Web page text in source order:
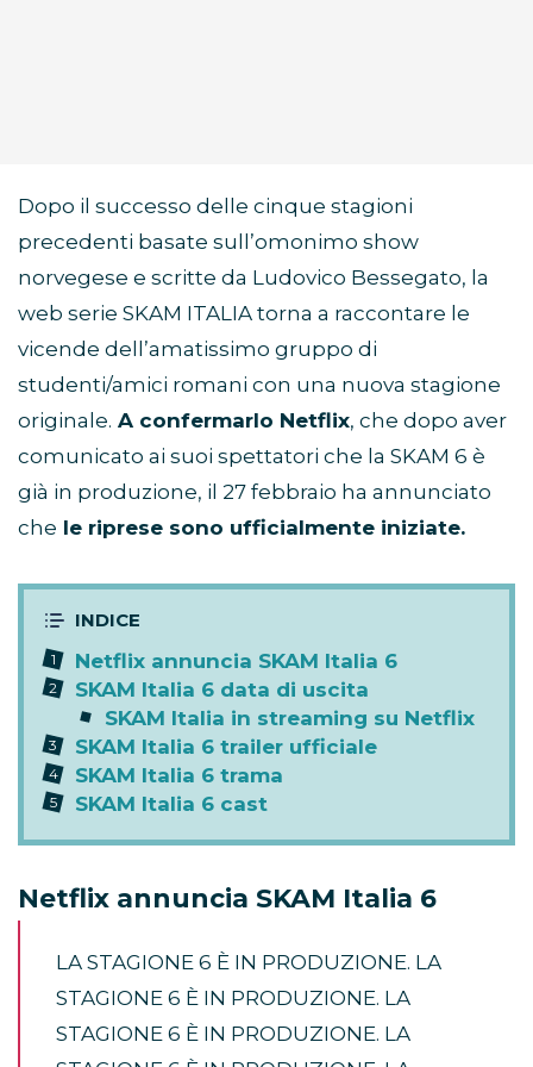
Dopo il successo delle cinque stagioni
precedenti basate sull’omonimo show
norvegese e scritte da Ludovico Bessegato, la
web serie SKAM ITALIA torna a raccontare le
vicende dell’amatissimo gruppo di
studenti/amici romani con una nuova stagione
originale. A confermarlo Netflix, che dopo aver
comunicato ai suoi spettatori che la SKAM 6 è
già in produzione, il 27 febbraio ha annunciato
che le riprese sono ufficialmente iniziate.
Netflix annuncia SKAM Italia 6
SKAM Italia 6 data di uscita
SKAM Italia in streaming su Netflix
SKAM Italia 6 trailer ufficiale
SKAM Italia 6 trama
SKAM Italia 6 cast
Netflix annuncia SKAM Italia 6
LA STAGIONE 6 È IN PRODUZIONE. LA
STAGIONE 6 È IN PRODUZIONE. LA
STAGIONE 6 È IN PRODUZIONE. LA